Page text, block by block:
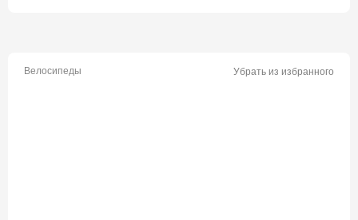
Велосипеды Убрать из избранного